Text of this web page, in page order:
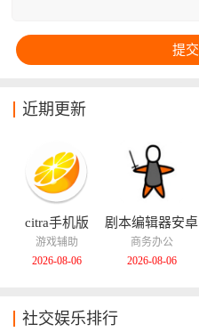
近期更新
citra手机版
游戏辅助
2026-08-06
剧本编辑器安卓
版
商务办公
2026-08-06
社交娱乐排行